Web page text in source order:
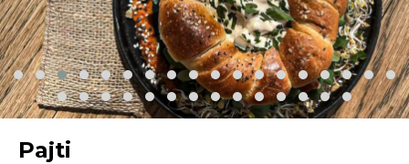
Pajti